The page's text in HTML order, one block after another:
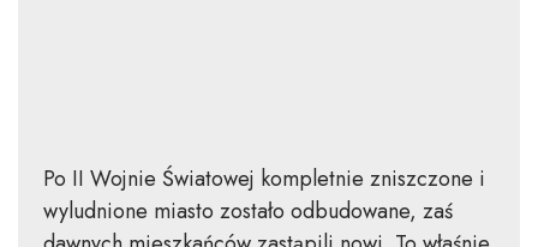
Po II Wojnie Światowej kompletnie zniszczone i
wyludnione miasto zostało odbudowane, zaś